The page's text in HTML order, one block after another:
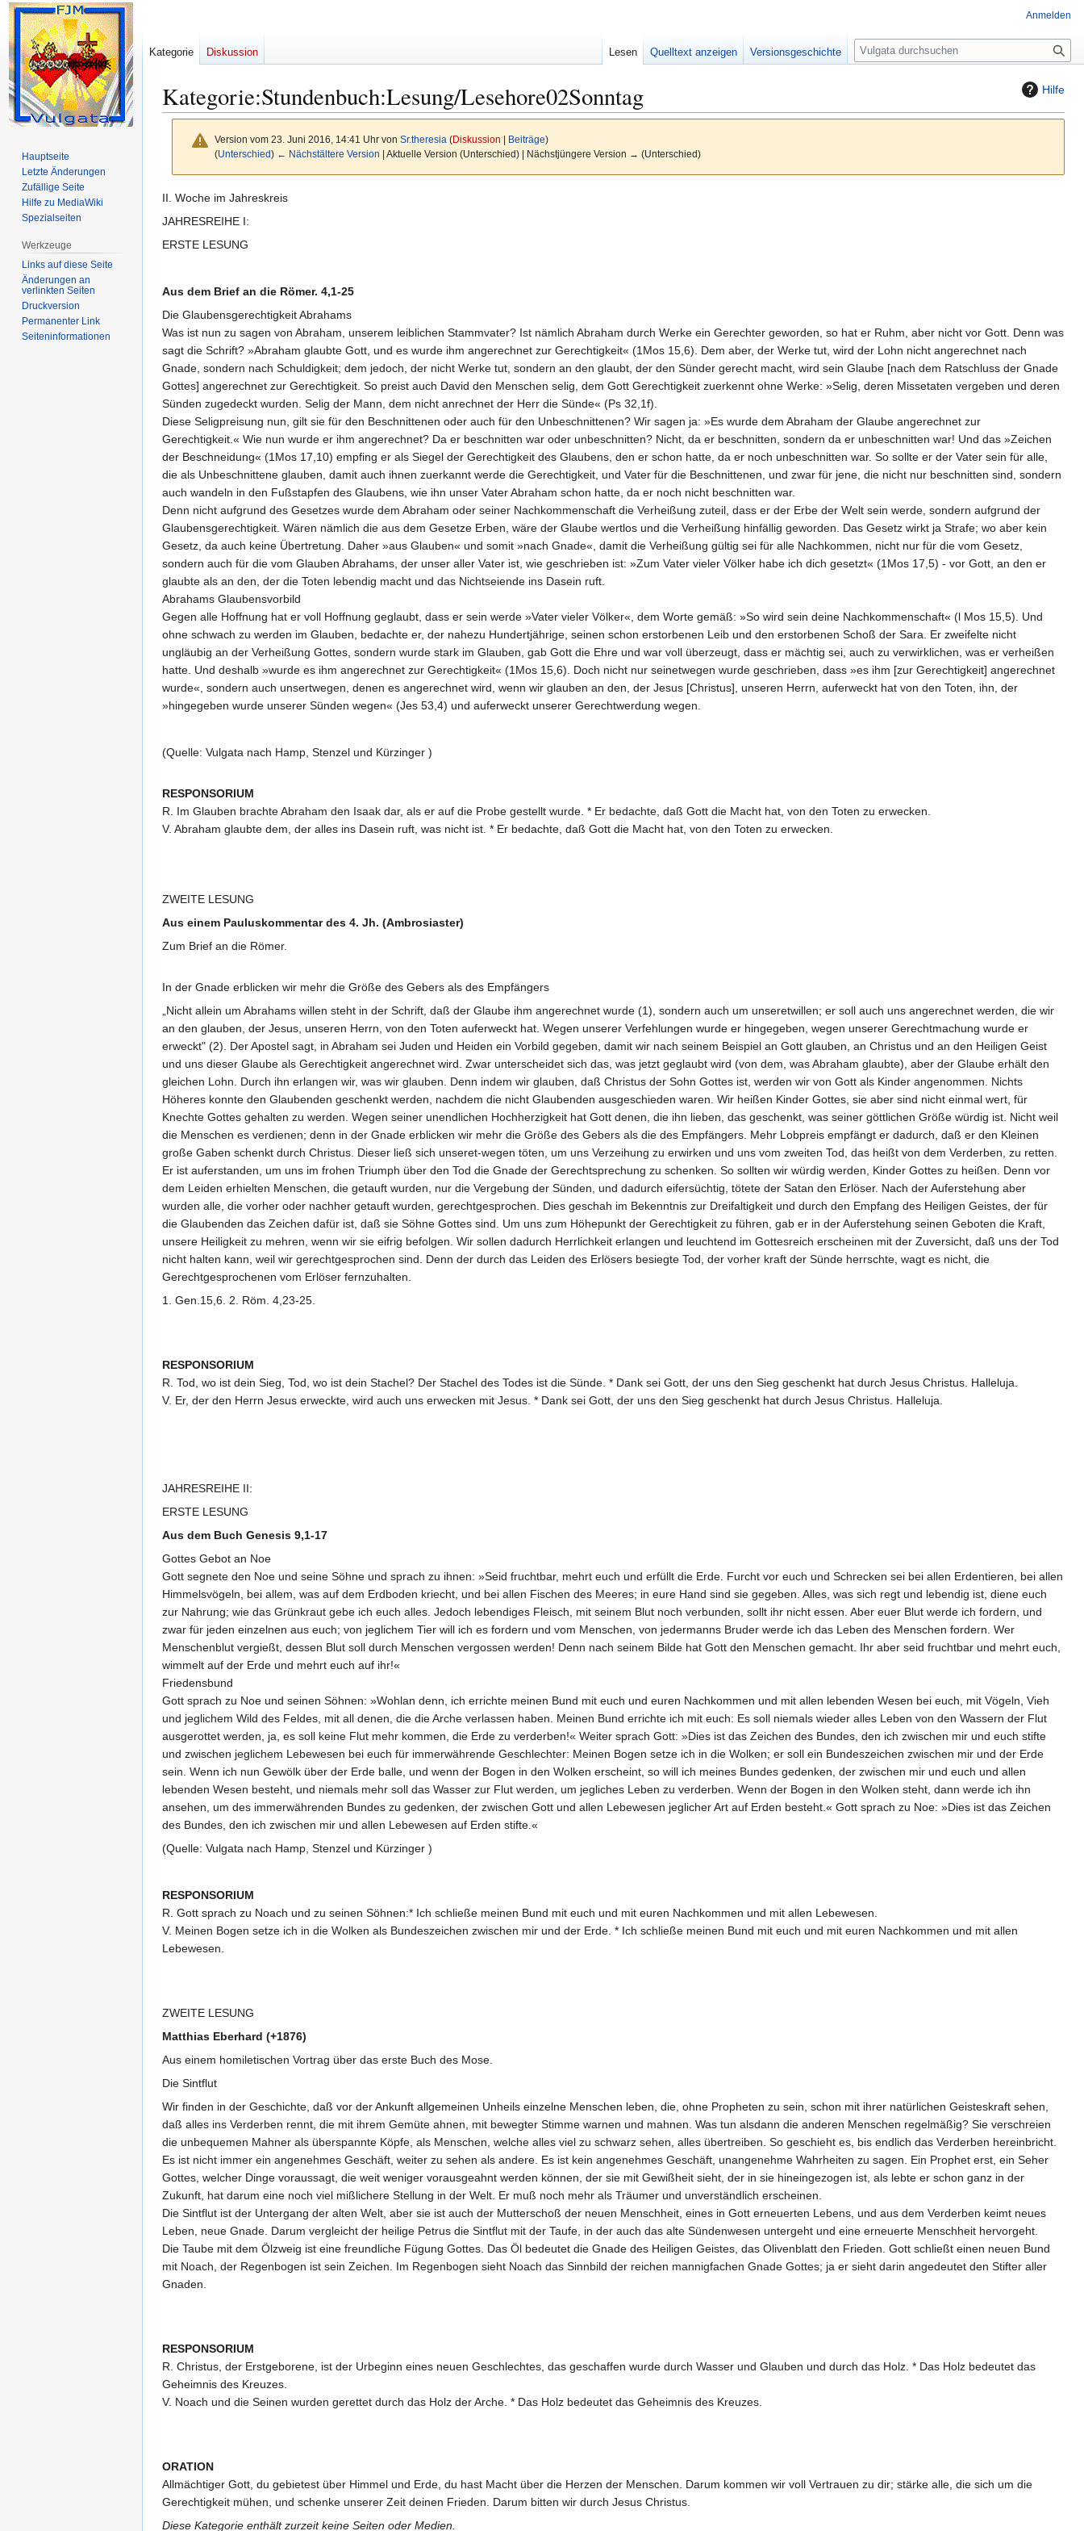
Hilfe
Kategorie:Stundenbuch:Lesung/Lesehore02Sonntag
Version vom 23. Juni 2016, 14:41 Uhr von Sr.theresia (Diskussion Beiträge)
(Unterschied) ← Nächstältere Version | Aktuelle Version (Unterschied) | Nächstjüngere Version → (Unterschied)
Zur
Navigation
Zur
Suche
II. Woche im Jahreskreis
JAHRESREIHE I:
ERSTE LESUNG
Aus dem Brief an die Römer. 4,1-25
Die Glaubensgerechtigkeit Abrahams
Was ist nun zu sagen von Abraham, unserem leiblichen Stammvater? Ist nämlich Abraham durch Werke ein Gerechter geworden, so hat er Ruhm, aber nicht vor Gott. Denn was
sagt die Schrift? »Abraham glaubte Gott, und es wurde ihm angerechnet zur Gerechtigkeit« (1Mos 15,6). Dem aber, der Werke tut, wird der Lohn nicht angerechnet nach
Gnade, sondern nach Schuldigkeit; dem jedoch, der nicht Werke tut, sondern an den glaubt, der den Sünder gerecht macht, wird sein Glaube [nach dem Ratschluss der Gnade
Gottes] angerechnet zur Gerechtigkeit. So preist auch David den Menschen selig, dem Gott Gerechtigkeit zuerkennt ohne Werke: »Selig, deren Missetaten vergeben und deren
Sünden zugedeckt wurden. Selig der Mann, dem nicht anrechnet der Herr die Sünde« (Ps 32,1f).
Diese Seligpreisung nun, gilt sie für den Beschnittenen oder auch für den Unbeschnittenen? Wir sagen ja: »Es wurde dem Abraham der Glaube angerechnet zur
Gerechtigkeit.« Wie nun wurde er ihm angerechnet? Da er beschnitten war oder unbeschnitten? Nicht, da er beschnitten, sondern da er unbeschnitten war! Und das »Zeichen
der Beschneidung« (1Mos 17,10) empfing er als Siegel der Gerechtigkeit des Glaubens, den er schon hatte, da er noch unbeschnitten war. So sollte er der Vater sein für alle,
die als Unbeschnittene glauben, damit auch ihnen zuerkannt werde die Gerechtigkeit, und Vater für die Beschnittenen, und zwar für jene, die nicht nur beschnitten sind, sondern
auch wandeln in den Fußstapfen des Glaubens, wie ihn unser Vater Abraham schon hatte, da er noch nicht beschnitten war.
Denn nicht aufgrund des Gesetzes wurde dem Abraham oder seiner Nachkommenschaft die Verheißung zuteil, dass er der Erbe der Welt sein werde, sondern aufgrund der
Glaubensgerechtigkeit. Wären nämlich die aus dem Gesetze Erben, wäre der Glaube wertlos und die Verheißung hinfällig geworden. Das Gesetz wirkt ja Strafe; wo aber kein
Gesetz, da auch keine Übertretung. Daher »aus Glauben« und somit »nach Gnade«, damit die Verheißung gültig sei für alle Nachkommen, nicht nur für die vom Gesetz,
sondern auch für die vom Glauben Abrahams, der unser aller Vater ist, wie geschrieben ist: »Zum Vater vieler Völker habe ich dich gesetzt« (1Mos 17,5) - vor Gott, an den er
glaubte als an den, der die Toten lebendig macht und das Nichtseiende ins Dasein ruft.
Abrahams Glaubensvorbild
Gegen alle Hoffnung hat er voll Hoffnung geglaubt, dass er sein werde »Vater vieler Völker«, dem Worte gemäß: »So wird sein deine Nachkommenschaft« (l Mos 15,5). Und
ohne schwach zu werden im Glauben, bedachte er, der nahezu Hundertjährige, seinen schon erstorbenen Leib und den erstorbenen Schoß der Sara. Er zweifelte nicht
ungläubig an der Verheißung Gottes, sondern wurde stark im Glauben, gab Gott die Ehre und war voll überzeugt, dass er mächtig sei, auch zu verwirklichen, was er verheißen
hatte. Und deshalb »wurde es ihm angerechnet zur Gerechtigkeit« (1Mos 15,6). Doch nicht nur seinetwegen wurde geschrieben, dass »es ihm [zur Gerechtigkeit] angerechnet
wurde«, sondern auch unsertwegen, denen es angerechnet wird, wenn wir glauben an den, der Jesus [Christus], unseren Herrn, auferweckt hat von den Toten, ihn, der
»hingegeben wurde unserer Sünden wegen« (Jes 53,4) und auferweckt unserer Gerechtwerdung wegen.
(Quelle: Vulgata nach Hamp, Stenzel und Kürzinger )
RESPONSORIUM
R. Im Glauben brachte Abraham den Isaak dar, als er auf die Probe gestellt wurde. * Er bedachte, daß Gott die Macht hat, von den Toten zu erwecken.
V. Abraham glaubte dem, der alles ins Dasein ruft, was nicht ist. * Er bedachte, daß Gott die Macht hat, von den Toten zu erwecken.
ZWEITE LESUNG
Aus einem Pauluskommentar des 4. Jh. (Ambrosiaster)
Zum Brief an die Römer.
In der Gnade erblicken wir mehr die Größe des Gebers als des Empfängers
„Nicht allein um Abrahams willen steht in der Schrift, daß der Glaube ihm angerechnet wurde (1), sondern auch um unseretwillen; er soll auch uns angerechnet werden, die wir
an den glauben, der Jesus, unseren Herrn, von den Toten auferweckt hat. Wegen unserer Verfehlungen wurde er hingegeben, wegen unserer Gerechtmachung wurde er
erweckt" (2). Der Apostel sagt, in Abraham sei Juden und Heiden ein Vorbild gegeben, damit wir nach seinem Beispiel an Gott glauben, an Christus und an den Heiligen Geist
und uns dieser Glaube als Gerechtigkeit angerechnet wird. Zwar unterscheidet sich das, was jetzt geglaubt wird (von dem, was Abraham glaubte), aber der Glaube erhält den
gleichen Lohn. Durch ihn erlangen wir, was wir glauben. Denn indem wir glauben, daß Christus der Sohn Gottes ist, werden wir von Gott als Kinder angenommen. Nichts
Höheres konnte den Glaubenden geschenkt werden, nachdem die nicht Glaubenden ausgeschieden waren. Wir heißen Kinder Gottes, sie aber sind nicht einmal wert, für
Knechte Gottes gehalten zu werden. Wegen seiner unendlichen Hochherzigkeit hat Gott denen, die ihn lieben, das geschenkt, was seiner göttlichen Größe würdig ist. Nicht weil
die Menschen es verdienen; denn in der Gnade erblicken wir mehr die Größe des Gebers als die des Empfängers. Mehr Lobpreis empfängt er dadurch, daß er den Kleinen
große Gaben schenkt durch Christus. Dieser ließ sich unseret-wegen töten, um uns Verzeihung zu erwirken und uns vom zweiten Tod, das heißt von dem Verderben, zu retten.
Er ist auferstanden, um uns im frohen Triumph über den Tod die Gnade der Gerechtsprechung zu schenken. So sollten wir würdig werden, Kinder Gottes zu heißen. Denn vor
dem Leiden erhielten Menschen, die getauft wurden, nur die Vergebung der Sünden, und dadurch eifersüchtig, tötete der Satan den Erlöser. Nach der Auferstehung aber
wurden alle, die vorher oder nachher getauft wurden, gerechtgesprochen. Dies geschah im Bekenntnis zur Dreifaltigkeit und durch den Empfang des Heiligen Geistes, der für
die Glaubenden das Zeichen dafür ist, daß sie Söhne Gottes sind. Um uns zum Höhepunkt der Gerechtigkeit zu führen, gab er in der Auferstehung seinen Geboten die Kraft,
unsere Heiligkeit zu mehren, wenn wir sie eifrig befolgen. Wir sollen dadurch Herrlichkeit erlangen und leuchtend im Gottesreich erscheinen mit der Zuversicht, daß uns der Tod
nicht halten kann, weil wir gerechtgesprochen sind. Denn der durch das Leiden des Erlösers besiegte Tod, der vorher kraft der Sünde herrschte, wagt es nicht, die
Gerechtgesprochenen vom Erlöser fernzuhalten.
1. Gen.15,6. 2. Röm. 4,23-25.
RESPONSORIUM
R. Tod, wo ist dein Sieg, Tod, wo ist dein Stachel? Der Stachel des Todes ist die Sünde. * Dank sei Gott, der uns den Sieg geschenkt hat durch Jesus Christus. Halleluja.
V. Er, der den Herrn Jesus erweckte, wird auch uns erwecken mit Jesus. * Dank sei Gott, der uns den Sieg geschenkt hat durch Jesus Christus. Halleluja.
JAHRESREIHE II:
ERSTE LESUNG
Aus dem Buch Genesis 9,1-17
Gottes Gebot an Noe
Gott segnete den Noe und seine Söhne und sprach zu ihnen: »Seid fruchtbar, mehrt euch und erfüllt die Erde. Furcht vor euch und Schrecken sei bei allen Erdentieren, bei allen
Himmelsvögeln, bei allem, was auf dem Erdboden kriecht, und bei allen Fischen des Meeres; in eure Hand sind sie gegeben. Alles, was sich regt und lebendig ist, diene euch
zur Nahrung; wie das Grünkraut gebe ich euch alles. Jedoch lebendiges Fleisch, mit seinem Blut noch verbunden, sollt ihr nicht essen. Aber euer Blut werde ich fordern, und
zwar für jeden einzelnen aus euch; von jeglichem Tier will ich es fordern und vom Menschen, von jedermanns Bruder werde ich das Leben des Menschen fordern. Wer
Menschenblut vergießt, dessen Blut soll durch Menschen vergossen werden! Denn nach seinem Bilde hat Gott den Menschen gemacht. Ihr aber seid fruchtbar und mehrt euch,
wimmelt auf der Erde und mehrt euch auf ihr!«
Friedensbund
Gott sprach zu Noe und seinen Söhnen: »Wohlan denn, ich errichte meinen Bund mit euch und euren Nachkommen und mit allen lebenden Wesen bei euch, mit Vögeln, Vieh
und jeglichem Wild des Feldes, mit all denen, die die Arche verlassen haben. Meinen Bund errichte ich mit euch: Es soll niemals wieder alles Leben von den Wassern der Flut
ausgerottet werden, ja, es soll keine Flut mehr kommen, die Erde zu verderben!« Weiter sprach Gott: »Dies ist das Zeichen des Bundes, den ich zwischen mir und euch stifte
und zwischen jeglichem Lebewesen bei euch für immerwährende Geschlechter: Meinen Bogen setze ich in die Wolken; er soll ein Bundeszeichen zwischen mir und der Erde
sein. Wenn ich nun Gewölk über der Erde balle, und wenn der Bogen in den Wolken erscheint, so will ich meines Bundes gedenken, der zwischen mir und euch und allen
lebenden Wesen besteht, und niemals mehr soll das Wasser zur Flut werden, um jegliches Leben zu verderben. Wenn der Bogen in den Wolken steht, dann werde ich ihn
ansehen, um des immerwährenden Bundes zu gedenken, der zwischen Gott und allen Lebewesen jeglicher Art auf Erden besteht.« Gott sprach zu Noe: »Dies ist das Zeichen
des Bundes, den ich zwischen mir und allen Lebewesen auf Erden stifte.«
(Quelle: Vulgata nach Hamp, Stenzel und Kürzinger )
RESPONSORIUM
R. Gott sprach zu Noach und zu seinen Söhnen:* Ich schließe meinen Bund mit euch und mit euren Nachkommen und mit allen Lebewesen.
V. Meinen Bogen setze ich in die Wolken als Bundeszeichen zwischen mir und der Erde. * Ich schließe meinen Bund mit euch und mit euren Nachkommen und mit allen
Lebewesen.
ZWEITE LESUNG
Matthias Eberhard (+1876)
Aus einem homiletischen Vortrag über das erste Buch des Mose.
Die Sintflut
Wir finden in der Geschichte, daß vor der Ankunft allgemeinen Unheils einzelne Menschen leben, die, ohne Propheten zu sein, schon mit ihrer natürlichen Geisteskraft sehen,
daß alles ins Verderben rennt, die mit ihrem Gemüte ahnen, mit bewegter Stimme warnen und mahnen. Was tun alsdann die anderen Menschen regelmäßig? Sie verschreien
die unbequemen Mahner als überspannte Köpfe, als Menschen, welche alles viel zu schwarz sehen, alles übertreiben. So geschieht es, bis endlich das Verderben hereinbricht.
Es ist nicht immer ein angenehmes Geschäft, weiter zu sehen als andere. Es ist kein angenehmes Geschäft, unangenehme Wahrheiten zu sagen. Ein Prophet erst, ein Seher
Gottes, welcher Dinge voraussagt, die weit weniger vorausgeahnt werden können, der sie mit Gewißheit sieht, der in sie hineingezogen ist, als lebte er schon ganz in der
Zukunft, hat darum eine noch viel mißlichere Stellung in der Welt. Er muß noch mehr als Träumer und unverständlich erscheinen.
Die Sintflut ist der Untergang der alten Welt, aber sie ist auch der Mutterschoß der neuen Menschheit, eines in Gott erneuerten Lebens, und aus dem Verderben keimt neues
Leben, neue Gnade. Darum vergleicht der heilige Petrus die Sintflut mit der Taufe, in der auch das alte Sündenwesen untergeht und eine erneuerte Menschheit hervorgeht.
Die Taube mit dem Ölzweig ist eine freundliche Fügung Gottes. Das Öl bedeutet die Gnade des Heiligen Geistes, das Olivenblatt den Frieden. Gott schließt einen neuen Bund
mit Noach, der Regenbogen ist sein Zeichen. Im Regenbogen sieht Noach das Sinnbild der reichen mannigfachen Gnade Gottes; ja er sieht darin angedeutet den Stifter aller
Gnaden.
RESPONSORIUM
R. Christus, der Erstgeborene, ist der Urbeginn eines neuen Geschlechtes, das geschaffen wurde durch Wasser und Glauben und durch das Holz. * Das Holz bedeutet das
Geheimnis des Kreuzes.
V. Noach und die Seinen wurden gerettet durch das Holz der Arche. * Das Holz bedeutet das Geheimnis des Kreuzes.
ORATION
Allmächtiger Gott, du gebietest über Himmel und Erde, du hast Macht über die Herzen der Menschen. Darum kommen wir voll Vertrauen zu dir; stärke alle, die sich um die
Gerechtigkeit mühen, und schenke unserer Zeit deinen Frieden. Darum bitten wir durch Jesus Christus.
Diese Kategorie enthält zurzeit keine Seiten oder Medien.
Anmelden
Kategorie Diskussion Lesen Quelltext anzeigen Versionsgeschichte
S
u
e
Hauptseite
Letzte Änderungen
Zufällige Seite
Hilfe zu MediaWiki
Spezialseiten
Werkzeuge
Links auf diese Seite
Änderungen an
verlinkten Seiten
Druckversion
Permanenter Link
Seiten­­informationen